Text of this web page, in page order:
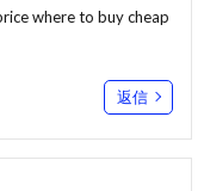
where to buy cheap
返信